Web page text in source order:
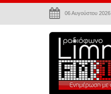
06 Αυγούστου 2026